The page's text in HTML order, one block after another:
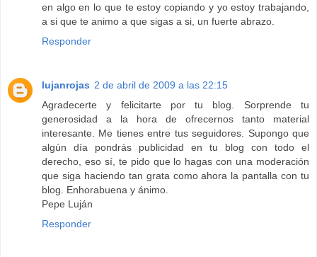
en algo en lo que te estoy copiando y yo estoy trabajando,
a si que te animo a que sigas a si, un fuerte abrazo.
Responder
lujanrojas 2 de abril de 2009 a las 22:15
Agradecerte y felicitarte por tu blog. Sorprende tu
generosidad a la hora de ofrecernos tanto material
interesante. Me tienes entre tus seguidores. Supongo que
algún día pondrás publicidad en tu blog con todo el
derecho, eso sí, te pido que lo hagas con una moderación
que siga haciendo tan grata como ahora la pantalla con tu
blog. Enhorabuena y ánimo.
Pepe Luján
Responder